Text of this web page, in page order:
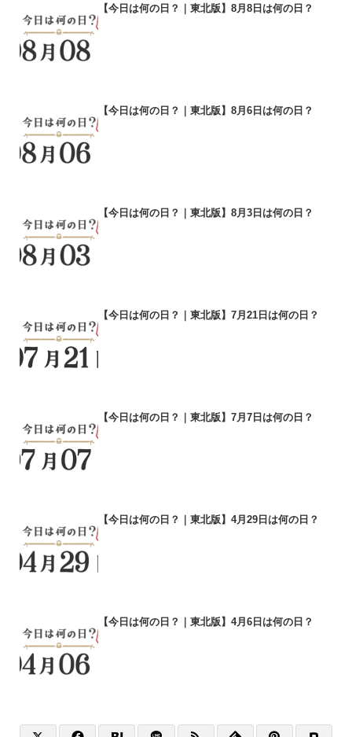
【今日は何の日？｜東北版】8月8日は何の日？
【今日は何の日？｜東北版】8月6日は何の日？
【今日は何の日？｜東北版】8月3日は何の日？
【今日は何の日？｜東北版】7月21日は何の日？
【今日は何の日？｜東北版】7月7日は何の日？
【今日は何の日？｜東北版】4月29日は何の日？
【今日は何の日？｜東北版】4月6日は何の日？